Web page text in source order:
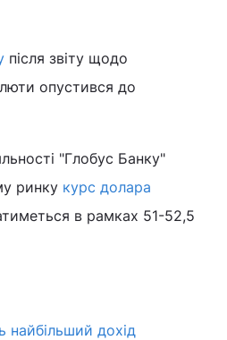
після звіту щодо
опустився до
"Глобус Банку"
ринку курс долара
в рамках 51-52,5
найбільший дохід